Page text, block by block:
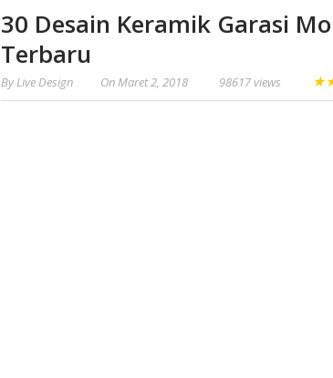
30 Desain Keramik Garasi
Terbaru
ByLive Design OnMaret 2, 2018 98617 views ★